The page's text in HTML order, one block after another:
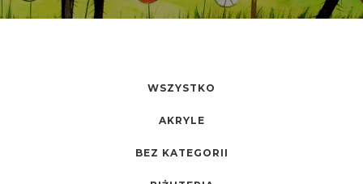
WSZYSTKO
AKRYLE
BEZ KATEGORII